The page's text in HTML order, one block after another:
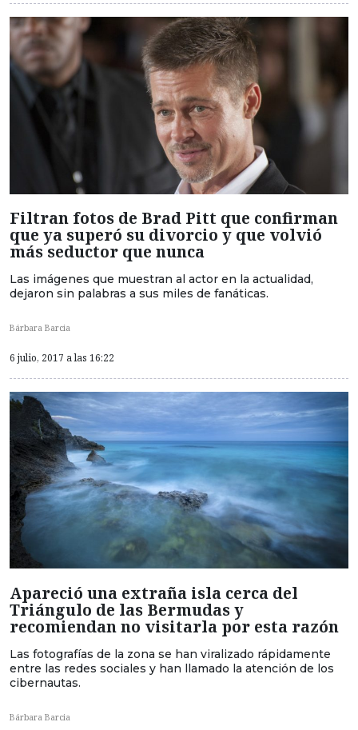
Filtran fotos de Brad Pitt que confirman
que ya superó su divorcio y que volvió
más seductor que nunca
Las imágenes que muestran al actor en la actualidad,
dejaron sin palabras a sus miles de fanáticas.
Bárbara Barcia
6 julio, 2017 a las 16:22
Apareció una extraña isla cerca del
Triángulo de las Bermudas y
recomiendan no visitarla por esta razón
Las fotografías de la zona se han viralizado rápidamente
entre las redes sociales y han llamado la atención de los
cibernautas.
Bárbara Barcia